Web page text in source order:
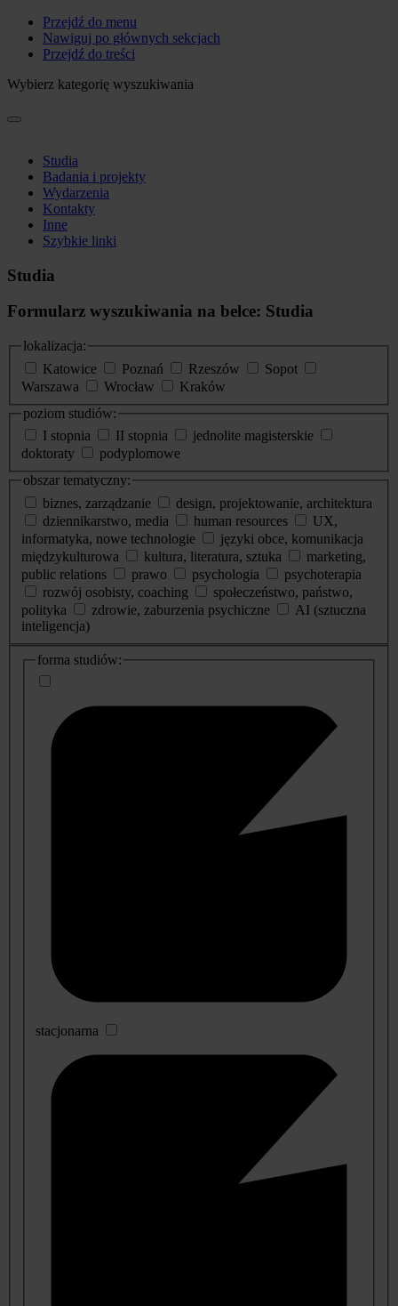
Przejdź do menu
Nawiguj po głównych sekcjach
Przejdź do treści
Wybierz kategorię wyszukiwania
Studia
Badania i projekty
Wydarzenia
Kontakty
Inne
Szybkie linki
Studia
Formularz wyszukiwania na belce: Studia
lokalizacja:
Katowice
Poznań Rzeszów
Sopot
Warszawa
Wrocław
Kraków
poziom studiów:
I stopnia
II stopnia
jednolite magisterskie
doktoraty
podyplomowe
obszar tematyczny:
biznes, zarządzanie
design, projektowanie, architektura
dziennikarstwo, media
human resources
UX,
informatyka, nowe technologie
języki obce, komunikacja
międzykulturowa
kultura, literatura, sztuka
marketing,
public relations
prawo psychologia
psychoterapia
rozwój osobisty, coaching
społeczeństwo, państwo,
polityka
zdrowie, zaburzenia psychiczne
AI (sztuczna
inteligencja)
dodatkowe
informacje
forma studiów:
stacjonarna